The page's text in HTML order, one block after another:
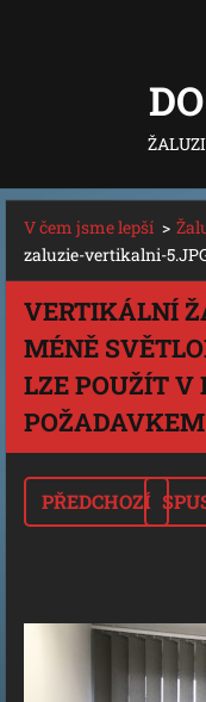
V čem jsme lepší >
zaluzie-vertikalni-
VERTIKÁLNÍ
MÉNĚ
LZE POUŽÍT V
PŘEDCHOZÍ